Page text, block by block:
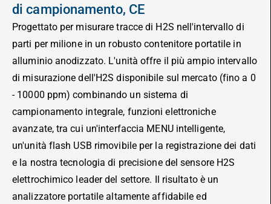
di campionamento, CE
Progettato per misurare tracce di H2S nell'intervallo di
parti per milione in un robusto contenitore portatile in
alluminio anodizzato. L'unità offre il più ampio intervallo
di misurazione dell'H2S disponibile sul mercato (fino a 0
- 10000 ppm) combinando un sistema di
campionamento integrale, funzioni elettroniche
avanzate, tra cui un'interfaccia MENU intelligente,
un'unità flash USB rimovibile per la registrazione dei dati
e la nostra tecnologia di precisione del sensore H2S
elettrochimico leader del settore. Il risultato è un
analizzatore portatile altamente affidabile ed